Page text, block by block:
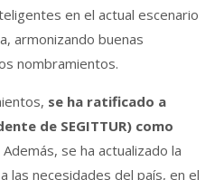
en el actual escenario
armonizando buenas
nombramientos.
se ha ratificado a
de SEGITTUR) como
Además, se ha actualizado la
las necesidades del país, en el